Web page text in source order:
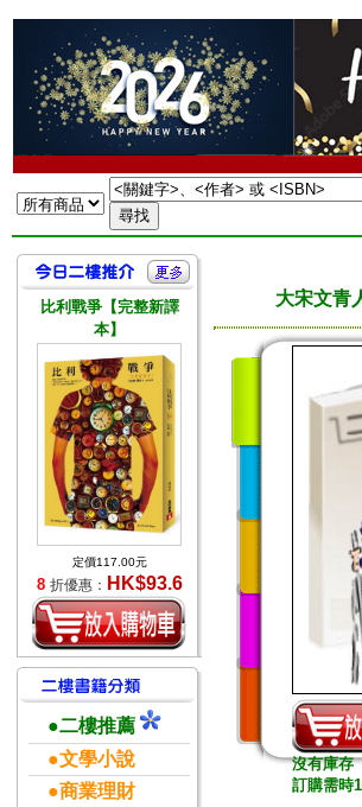
比利戰爭【完整新譯
本】
定價117.00元
8 折優惠： HK$93.6
●二樓推薦
●文學小說
●商業理財
大宋文青
沒有庫存
訂購需時